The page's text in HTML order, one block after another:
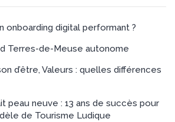
onboarding digital performant ?
Terres-de-Meuse autonome
d’être, Valeurs : quelles différences
peau neuve : 13 ans de succès pour
de Tourisme Ludique